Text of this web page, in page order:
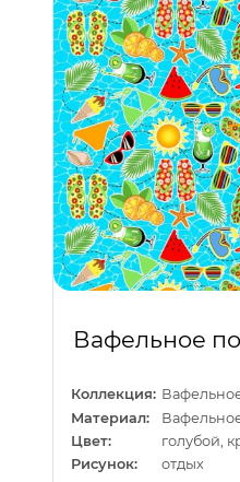
Вафельное
Коллекция:
Материал:
Цвет:
голубой,
Рисунок:
отдых